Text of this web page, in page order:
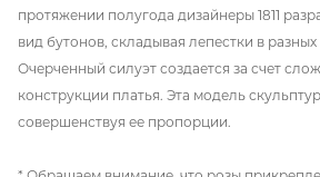
протяжении полугода дизайнеры 1811
вид бутонов, складывая лепестки в
Очерченный силуэт создается за счет
конструкции платья. Эта модель
совершенствуя ее пропорции.